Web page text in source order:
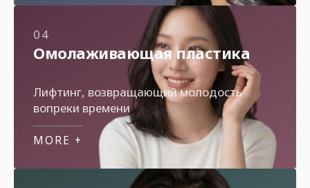
04
Омолаживающая пластика
Лифтинг, возвращающий молодость
вопреки времени
MORE +